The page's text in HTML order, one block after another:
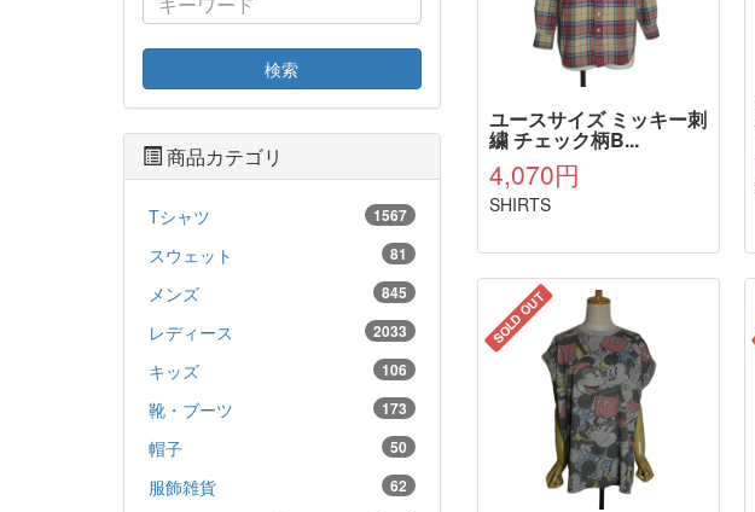
ユースサイズ ミッキー刺
繍 チェック柄B...
4,070円
SHIRTS
SOLD OUT
検索
商品カテゴリ
Tシャツ 1567
スウェット 81
メンズ 845
レディース 2033
キッズ 106
靴・ブーツ 173
帽子 50
服飾雑貨 62